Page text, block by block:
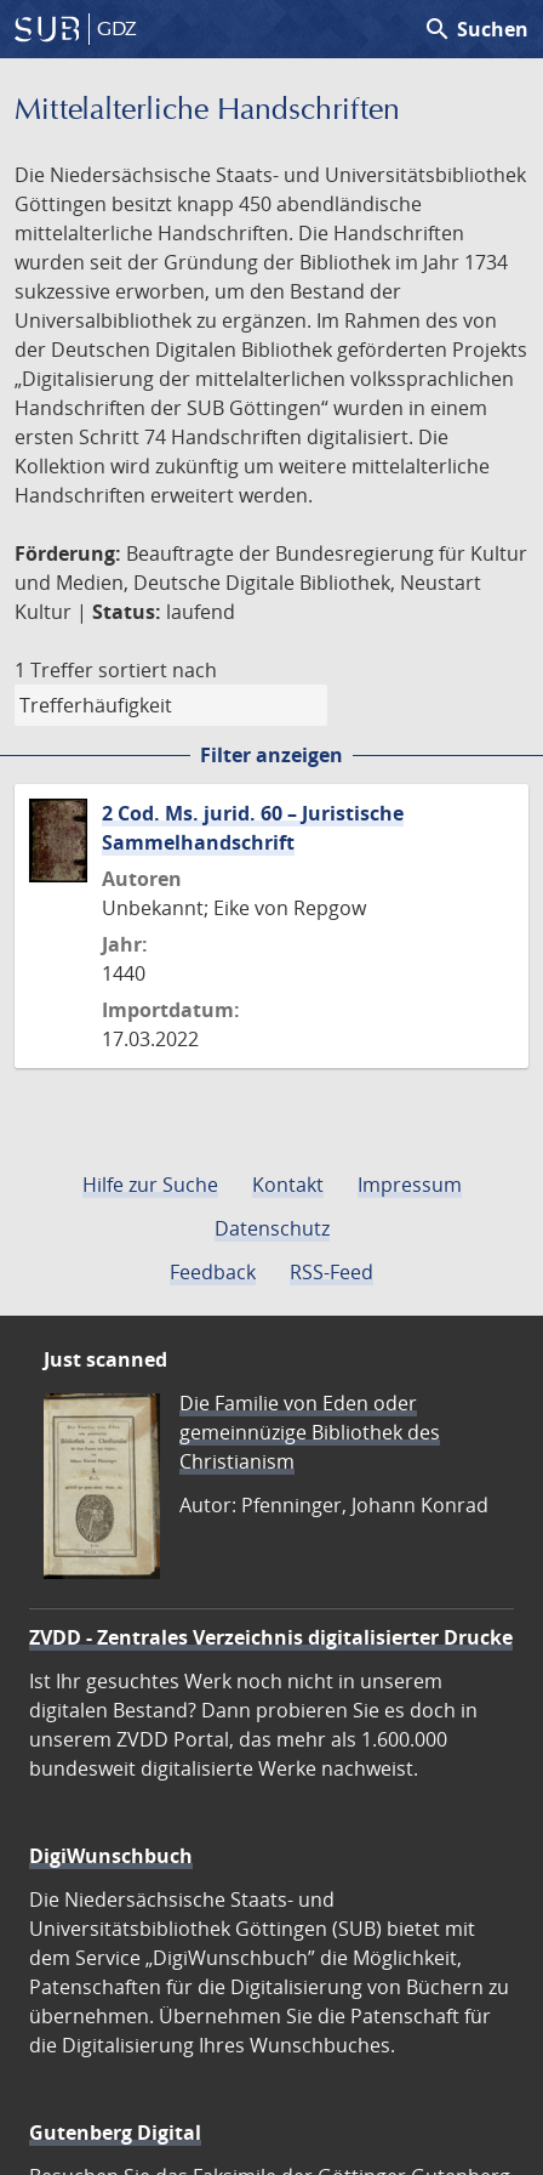
GDZ search Suchen
Mittelalterliche Handschriften
Die Niedersächsische Staats- und Universitätsbibliothek
Göttingen besitzt knapp 450 abendländische
mittelalterliche Handschriften. Die Handschriften
wurden seit der Gründung der Bibliothek im Jahr 1734
sukzessive erworben, um den Bestand der
Universalbibliothek zu ergänzen. Im Rahmen des von
der Deutschen Digitalen Bibliothek geförderten Projekts
„Digitalisierung der mittelalterlichen volkssprachlichen
Handschriften der SUB Göttingen“ wurden in einem
ersten Schritt 74 Handschriften digitalisiert. Die
Kollektion wird zukünftig um weitere mittelalterliche
Handschriften erweitert werden.
Förderung: Beauftragte der Bundesregierung für Kultur
und Medien, Deutsche Digitale Bibliothek, Neustart
Kultur | Status: laufend
1 Treffer sortiert nach
Filter anzeigen
2 Cod. Ms. jurid. 60 – Juristische
Sammelhandschrift
Autoren
Unbekannt; Eike von Repgow
Jahr:
1440
Importdatum:
17.03.2022
Hilfe zur Suche Kontakt
Impressum
Datenschutz
Feedback
RSS-Feed
Just scanned
Die Familie von Eden oder
gemeinnüzige Bibliothek des
Christianism
Autor: Pfenninger, Johann Konrad
ZVDD - Zentrales Verzeichnis digitalisierter Drucke
Ist Ihr gesuchtes Werk noch nicht in unserem
digitalen Bestand? Dann probieren Sie es doch in
unserem ZVDD Portal, das mehr als 1.600.000
bundesweit digitalisierte Werke nachweist.
DigiWunschbuch
Die Niedersächsische Staats- und
Universitätsbibliothek Göttingen (SUB) bietet mit
dem Service „DigiWunschbuch” die Möglichkeit,
Patenschaften für die Digitalisierung von Büchern zu
übernehmen. Übernehmen Sie die Patenschaft für
die Digitalisierung Ihres Wunschbuches.
Gutenberg Digital